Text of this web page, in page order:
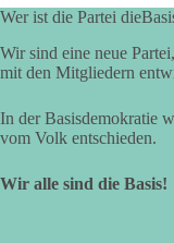
Wer ist die Partei
Wir sind eine neue
mit den Mitgliedern
In der Basisdemokratie
vom Volk entschieden.
Wir alle sind die Basis!